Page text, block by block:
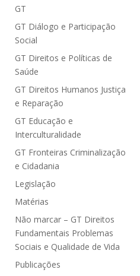
GT
GT Diálogo e Participação
Social
GT Direitos e Políticas de
Saúde
GT Direitos Humanos Justiça
e Reparação
GT Educação e
Interculturalidade
GT Fronteiras Criminalização
e Cidadania
Legislação
Matérias
Não marcar – GT Direitos
Fundamentais Problemas
Sociais e Qualidade de Vida
Publicações